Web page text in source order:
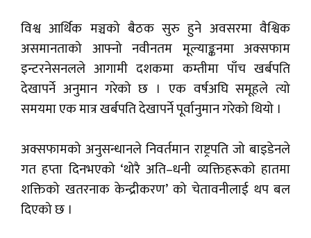
विश्व आर्थिक मञ्चको बैठक सुरु हुने अवसरमा वैश्विक
असमानताको आफ्नो नवीनतम मूल्याङ्कनमा अक्सफाम
इन्टरनेसनलले आगामी दशकमा कम्तीमा पाँच खर्बपति
देखापर्ने अनुमान गरेको छ । एक वर्षअघि समूहले त्यो
समयमा एक मात्र खर्बपति देखापर्ने पूर्वानुमान गरेको थियो ।
अक्सफामको अनुसन्धानले निवर्तमान राष्ट्रपति जो बाइडेनले
गत हप्ता दिनभएको ‘थोरै अति–धनी व्यक्तिहरूको हातमा
शक्तिको खतरनाक केन्द्रीकरण’ को चेतावनीलाई थप बल
दिएको छ ।